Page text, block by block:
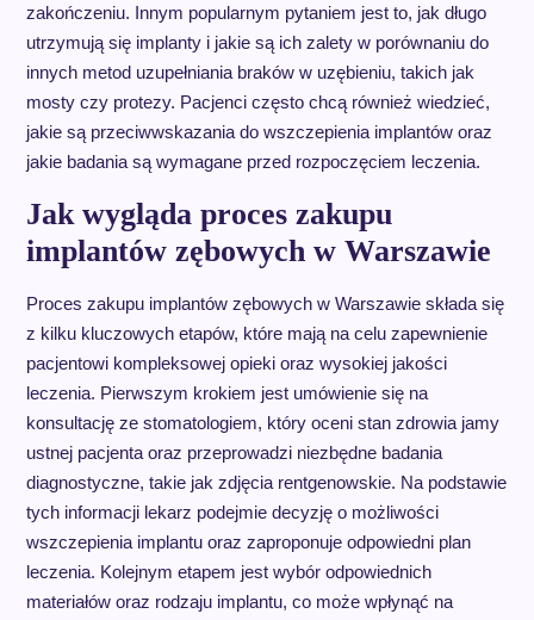
zakończeniu. Innym popularnym pytaniem jest to, jak długo
utrzymują się implanty i jakie są ich zalety w porównaniu do
innych metod uzupełniania braków w uzębieniu, takich jak
mosty czy protezy. Pacjenci często chcą również wiedzieć,
jakie są przeciwwskazania do wszczepienia implantów oraz
jakie badania są wymagane przed rozpoczęciem leczenia.
Jak wygląda proces zakupu
implantów zębowych w Warszawie
Proces zakupu implantów zębowych w Warszawie składa się
z kilku kluczowych etapów, które mają na celu zapewnienie
pacjentowi kompleksowej opieki oraz wysokiej jakości
leczenia. Pierwszym krokiem jest umówienie się na
konsultację ze stomatologiem, który oceni stan zdrowia jamy
ustnej pacjenta oraz przeprowadzi niezbędne badania
diagnostyczne, takie jak zdjęcia rentgenowskie. Na podstawie
tych informacji lekarz podejmie decyzję o możliwości
wszczepienia implantu oraz zaproponuje odpowiedni plan
leczenia. Kolejnym etapem jest wybór odpowiednich
materiałów oraz rodzaju implantu, co może wpłynąć na